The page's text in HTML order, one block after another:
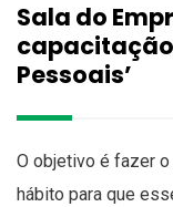
Sala do
capacitação
Pessoais’
O objetivo é fazer
hábito para que